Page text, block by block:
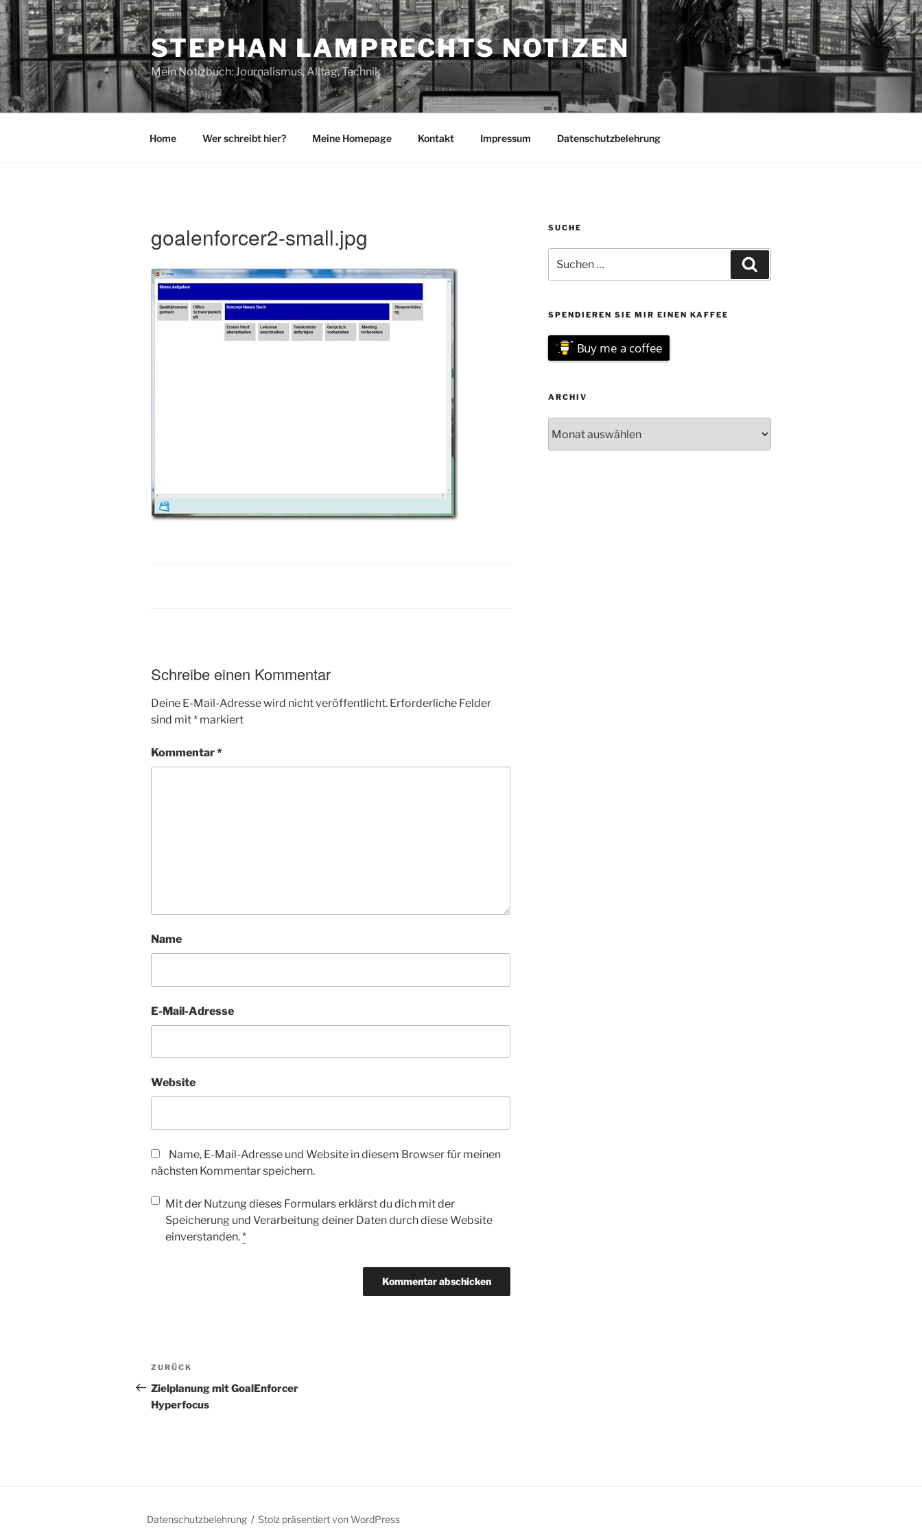
Zum
Inhalt
springen
STEPHAN LAMPRECHTS NOTIZEN
Mein Notizbuch: Journalismus, Alltag, Technik
Home Wer schreibt hier? Meine Homepage Kontakt Impressum Datenschutzbelehrung
goalenforcer2-small.jpg
Schreibe einen Kommentar
Deine E-Mail-Adresse wird nicht veröffentlicht. Erforderliche Felder
sind mit* markiert
Kommentar*
Name
E-Mail-Adresse
Website
Name, E-Mail-Adresse und Website in diesem Browser für meinen
nächsten Kommentar speichern.
Mit der Nutzung dieses Formulars erklärst du dich mit der
Speicherung und Verarbeitung deiner Daten durch diese Website
einverstanden.*
Beitragsnavigation
Vorheriger
Beitrag
ZURÜCK
Zielplanung mit GoalEnforcer
Hyperfocus
SUCHE
nach:
SPENDIEREN SIE MIR EINEN KAFFEE
Buy me a coffee
ARCHIV
Datenschutzbelehrung Stolz präsentiert von WordPress